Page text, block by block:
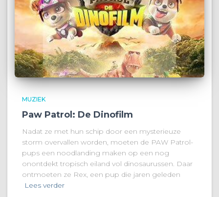
MUZIEK
Paw Patrol: De Dinofilm
Nadat ze met hun schip door een mysterieuze
storm overvallen worden, moeten de PAW Patrol-
pups een noodlanding maken op een nog
onontdekt tropisch eiland vol dinosaurussen. Daar
ontmoeten ze Rex, een pup die jaren geleden
Lees verder